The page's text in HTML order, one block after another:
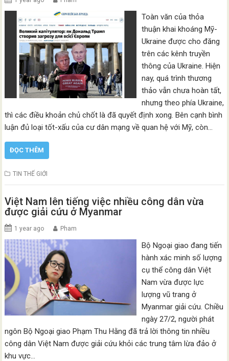
Toàn văn của thỏa
thuận khai khoáng Mỹ-
Ukraine được cho đăng
trên các kênh truyền
thông của Ukraine. Hiện
nay, quá trình thương
thảo vẫn chưa hoàn tất,
nhưng theo phía Ukraine,
thì các điều khoản chủ chốt là đã quyết định xong. Bên cạnh bình
luận đủ loại tốt-xấu của cư dân mạng về quan hệ với Mỹ, còn…
ĐỌC THÊM
TIN THẾ GIỚI
Việt Nam lên tiếng việc nhiều công dân vừa
được giải cứu ở Myanmar
1 year ago Pham
Bộ Ngoại giao đang tiến
hành xác minh số lượng
cụ thể công dân Việt
Nam vừa được lực
lượng vũ trang ở
Myanmar giải cứu. Chiều
ngày 27/2, người phát
ngôn Bộ Ngoại giao Phạm Thu Hằng đã trả lời thông tin nhiều
công dân Việt Nam được giải cứu khỏi các trung tâm lừa đảo ở
khu vực…